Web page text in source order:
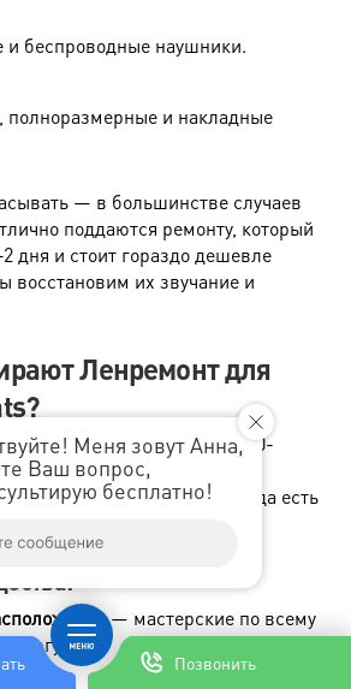
Позвонить
Меня зовут Анна,
Ваш вопрос,
бесплатно!
и беспроводные наушники.
и накладные
— в большинстве случаев
поддаются ремонту, который
дня и стоит гораздо дешевле
восстановим их звучание и
Ленремонт для
центр с более чем 20-
нас работают
мастера, а на складе всегда есть
комплектующие.
— мастерские по всему